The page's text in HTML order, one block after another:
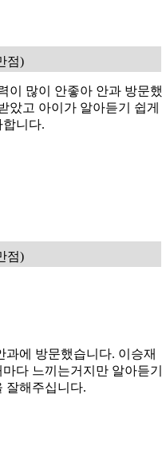
점)
이 많이 안좋아 안과 방문했
았고 아이가 알아듣기 쉽게
니다.
점)
에 방문했습니다. 이승재
다 느끼는거지만 알아듣기
잘해주십니다.